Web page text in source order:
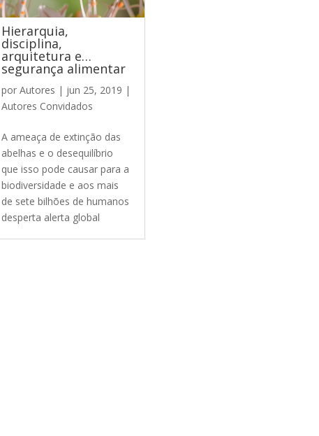
Hierarquia,
disciplina,
arquitetura e…
segurança alimentar
por Autores | jun 25, 2019 |
Autores Convidados
A ameaça de extinção das
abelhas e o desequilíbrio
que isso pode causar para a
biodiversidade e aos mais
de sete bilhões de humanos
desperta alerta global